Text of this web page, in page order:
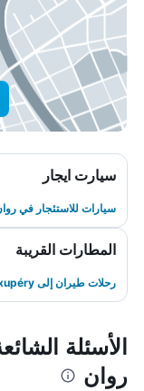
سيارت ايجار
سيارات للاستئجار في
المطارات القريبة
رحلات طيران إلى Lyon-Saint Exupéry
الأسئلة
روان